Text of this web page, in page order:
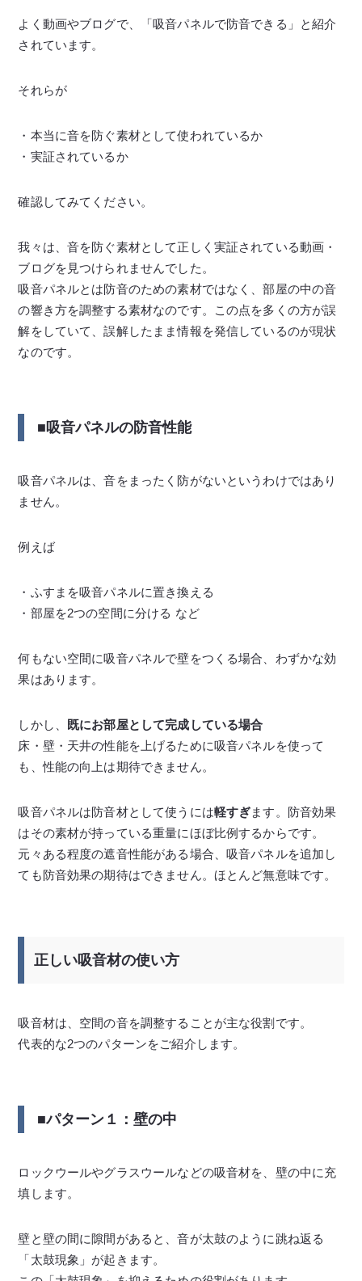
よく動画やブログで、「吸音パネルで防音できる」と紹介
されています。
それらが
・本当に音を防ぐ素材として使われているか
・実証されているか
確認してみてください。
我々は、音を防ぐ素材として正しく実証されている動画・
ブログを見つけられませんでした。
吸音パネルとは防音のための素材ではなく、部屋の中の音
の響き方を調整する素材なのです。この点を多くの方が誤
解をしていて、誤解したまま情報を発信しているのが現状
なのです。
■吸音パネルの防音性能
吸音パネルは、音をまったく防がないというわけではあり
ません。
例えば
・ふすまを吸音パネルに置き換える
・部屋を2つの空間に分ける など
何もない空間に吸音パネルで壁をつくる場合、わずかな効
果はあります。
しかし、
既にお部屋として完成している場合
床・壁・天井の性能を上げるために吸音パネルを使って
も、性能の向上は期待できません。
吸音パネルは防音材として使うには軽すぎます。防音効果
はその素材が持っている重量にほぼ比例するからです。
元々ある程度の遮音性能がある場合、吸音パネルを追加し
ても防音効果の期待はできません。ほとんど無意味です。
正しい吸音材の使い方
吸音材は、空間の音を調整することが主な役割です。
代表的な2つのパターンをご紹介します。
■パターン１：壁の中
ロックウールやグラスウールなどの吸音材を、壁の中に充
填します。
壁と壁の間に隙間があると、音が太鼓のように跳ね返る
「太鼓現象」が起きます。